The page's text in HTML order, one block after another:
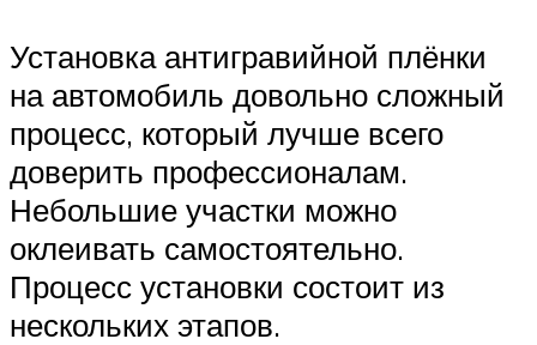
Установка антигравийной плёнки
на автомобиль довольно сложный
процесс, который лучше всего
доверить профессионалам.
Небольшие участки можно
оклеивать самостоятельно.
Процесс установки состоит из
нескольких этапов.